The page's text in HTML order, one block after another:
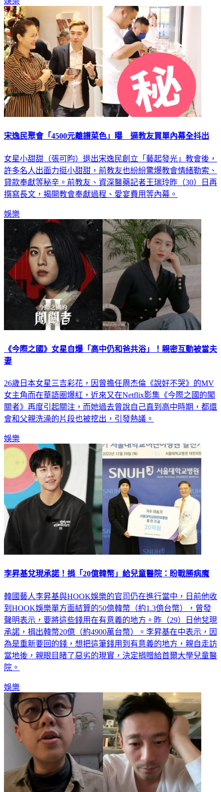
宋逸民聚會「4500元離譜菜色」曝 逼教友買單內幕全抖出
女星小甜甜（張可昀）退出宋逸民創立「藝起發光」教會後，
許多名人出面力挺小甜甜，前教友也紛紛驚爆教會情緒勒索、
貸款奉獻等秘辛。前教友、資深醫藥記者王瑞玲昨（30）日再
撰寫長文，揭開教會奉獻過程、愛宴費用等內幕。
娛樂
《今際之國》女星自爆「高中仍和爸共浴」！親密互動被當夫
妻
26歲日本女星三吉彩花，因曾擔任周杰倫《說好不哭》的MV
女主角而在華語圈爆紅，近來又在Netflix影集《今際之國的闖
關者》再度引起關注，而她過去曾說自己直到高中時期，都還
會和父親洗澡的片段也被挖出，引發熱議。
娛樂
李昇基兌現承諾！捐「20億韓幣」給兒童醫院：盼戰勝病魔
韓國藝人李昇基與HOOK娛樂的官司仍在進行當中，日前他收
到HOOK娛樂單方面結算的50億韓幣（約1.3億台幣），曾發
聲明表示，要將這些錢用在有意義的地方。昨（29）日他兌現
承諾，捐出韓幣20億（約4900萬台幣）。李昇基在中表示，因
為是重新要回的錢，想把這筆錢用到有意義的地方，親自走訪
當地後，親眼目睹了惡劣的現實，決定捐贈給首爾大學兒童醫
院。
娛樂